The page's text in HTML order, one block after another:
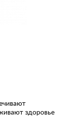
здоровье